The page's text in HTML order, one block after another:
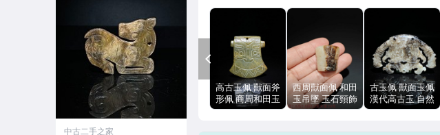
高古玉佩 獸面斧
形佩 商周和田玉
穿孔 雕工古樸
西周獸面佩 和田
玉吊墜 玉石頸飾
神話題材 原始坨
古玉佩 獸面玉佩
漢代高古玉 自然
沁色 皮殼透光
PREV
中古二手之家